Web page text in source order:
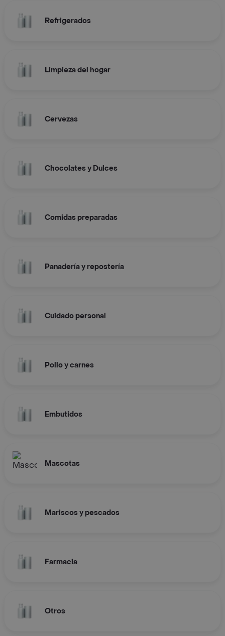
Refrigerados
Limpieza del hogar
Cervezas
Chocolates y Dulces
Comidas preparadas
Panadería y repostería
Cuidado personal
Pollo y carnes
Embutidos
Mascotas
Mariscos y pescados
Farmacia
Otros